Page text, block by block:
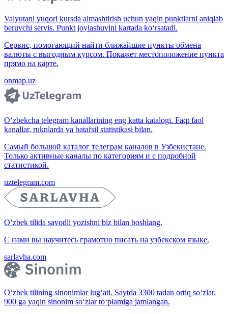
Valyutani yuqori kursda almashtirish uchun yaqin punktlarni aniqlab
beruvchi servis. Punkt joylashuvini kartada ko‘rsatadi.
Сервис, помогающий найти ближайшие пункты обмена
валюты с выгодным курсом. Покажет местоположение пункта
прямо на карте.
onmap.uz
O‘zbekcha telegram kanallarining eng katta katalogi. Faqt faol
kanallar, ruknlarda va batafsil statistikasi bilan.
Самый большой каталог телеграм каналов в Узбекистане.
Только активные каналы по категориям и с подробной
статистикой.
uztelegram.com
O‘zbek tilida savodli yozishni biz bilan boshlang.
С нами вы научитесь грамотно писать на узбекском языке.
sarlavha.com
O‘zbek tilining sinonimlar lug‘ati. Saytda 3300 tadan ortiq so‘zlar,
900 ga yaqin sinonim so‘zlar to‘plamiga jamlangan.